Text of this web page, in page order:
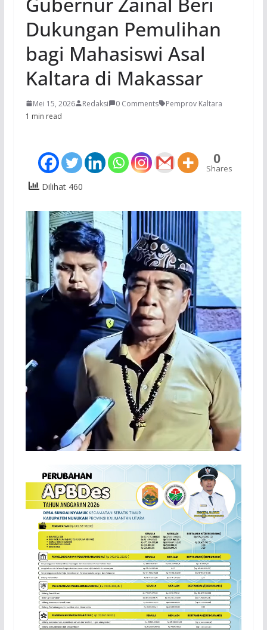
Dukungan Pemulihan
bagi Mahasiswi Asal
Kaltara di Makassar
Mei 15, 2026 Redaksi 0 Comments
Pemprov Kaltara
1 min read
0
Shares
Dilihat 460